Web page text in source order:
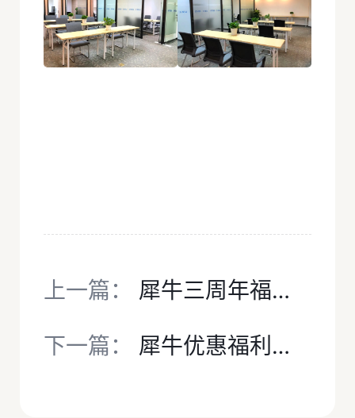
上一篇： 犀牛三周年福利Ⅰ：抵扣券+体验课
下一篇： 犀牛优惠福利来袭~499即可预约一节学科试听课！！限时优惠，速来预约！！！